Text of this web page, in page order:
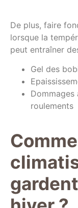
De plus, faire
lorsque la
peut entraîner
Gel des
Dommages
roulements